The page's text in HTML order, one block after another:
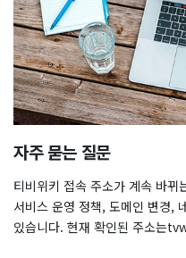
자주 묻는 질문
티비위키 접속 주소가 계속 바뀌
서비스 운영 정책, 도메인 변경,
있습니다. 현재 확인된 주소는